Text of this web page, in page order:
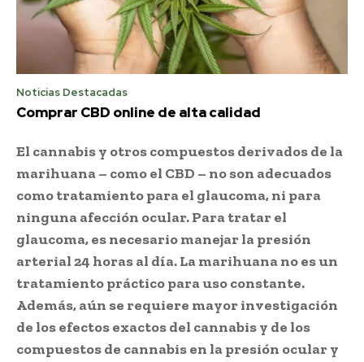
Noticias Destacadas
Comprar CBD online de alta calidad
El cannabis y otros compuestos derivados de la
marihuana – como el CBD – no son adecuados
como tratamiento para el glaucoma, ni para
ninguna afección ocular. Para tratar el
glaucoma, es necesario manejar la presión
arterial 24 horas al día. La marihuana no es un
tratamiento práctico para uso constante.
Además, aún se requiere mayor investigación
de los efectos exactos del cannabis y de los
compuestos de cannabis en la presión ocular y